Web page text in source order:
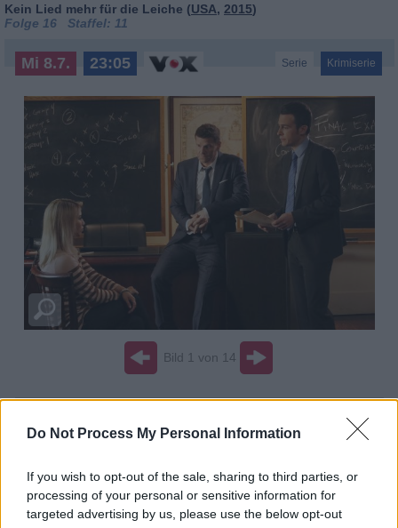
Do Not Process My Personal Information
If you wish to opt-out of the sale, sharing to third parties, or
processing of your personal or sensitive information for
targeted advertising by us, please use the below opt-out
Kein Lied mehr für die Leiche (USA, 2015)
Folge 16 Staffel: 11
Mi 8.7. 23:05 Serie Krimiserie
Bild 1 von 14
Übersicht
Im Labor der elitären Lynwood-Universität wird die Leiche des A-
Cappella-Sängers Scott gefunden. Nach ersten Ermittlungen stellt sich
heraus, dass Scott in seiner A-Cappella-Gruppe nicht sonderlich beliebt
war, da er erstmals ein Mädchen in die Gruppe eintreten lassen wollte.